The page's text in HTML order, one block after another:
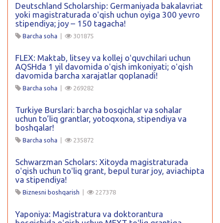
Deutschland Scholarship: Germaniyada bakalavriat
yoki magistraturada oʻqish uchun oyiga 300 yevro
stipendiya; joy – 150 tagacha!
Barcha soha | 301875
FLEX: Maktab, litsey va kollej oʻquvchilari uchun
AQSHda 1 yil davomida oʻqish imkoniyati; oʻqish
davomida barcha xarajatlar qoplanadi!
Barcha soha | 269282
Turkiye Burslari: barcha bosqichlar va sohalar
uchun to’liq grantlar, yotoqxona, stipendiya va
boshqalar!
Barcha soha | 235872
Schwarzman Scholars: Xitoyda magistraturada
oʻqish uchun toʻliq grant, bepul turar joy, aviachipta
va stipendiya!
Biznesni boshqarish | 227378
Yaponiya: Magistratura va doktorantura